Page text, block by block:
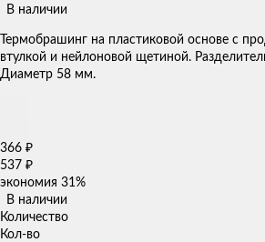
В наличии
​Термобрашинг на пластиковой основе с
втулкой и нейлоновой щетиной.
Диаметр 58 мм​​.
366 ₽
537 ₽
экономия 31%
В наличии
Количество
Кол-во